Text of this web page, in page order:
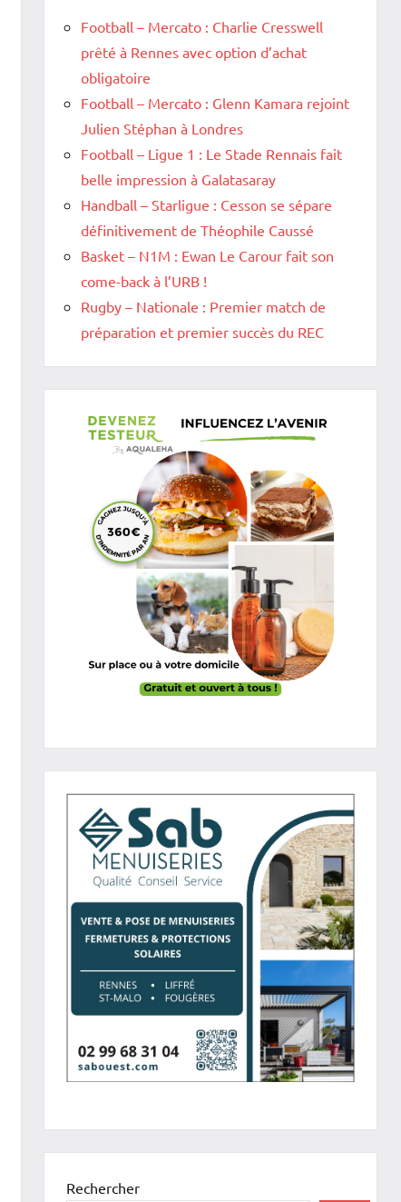
Football – Mercato : Charlie Cresswell
prêté à Rennes avec option d’achat
obligatoire
Football – Mercato : Glenn Kamara rejoint
Julien Stéphan à Londres
Football – Ligue 1 : Le Stade Rennais fait
belle impression à Galatasaray
Handball – Starligue : Cesson se sépare
définitivement de Théophile Caussé
Basket – N1M : Ewan Le Carour fait son
come-back à l’URB !
Rugby – Nationale : Premier match de
préparation et premier succès du REC
Rechercher